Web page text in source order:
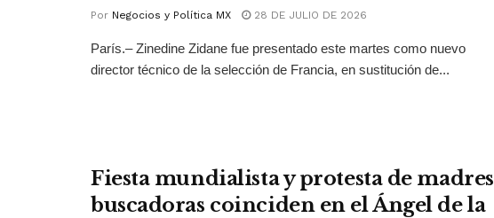
Por Negocios y Política MX 28 DE JULIO DE 2026
París.– Zinedine Zidane fue presentado este martes como nuevo
director técnico de la selección de Francia, en sustitución de...
Fiesta mundialista y protesta de madres
buscadoras coinciden en el Ángel de la